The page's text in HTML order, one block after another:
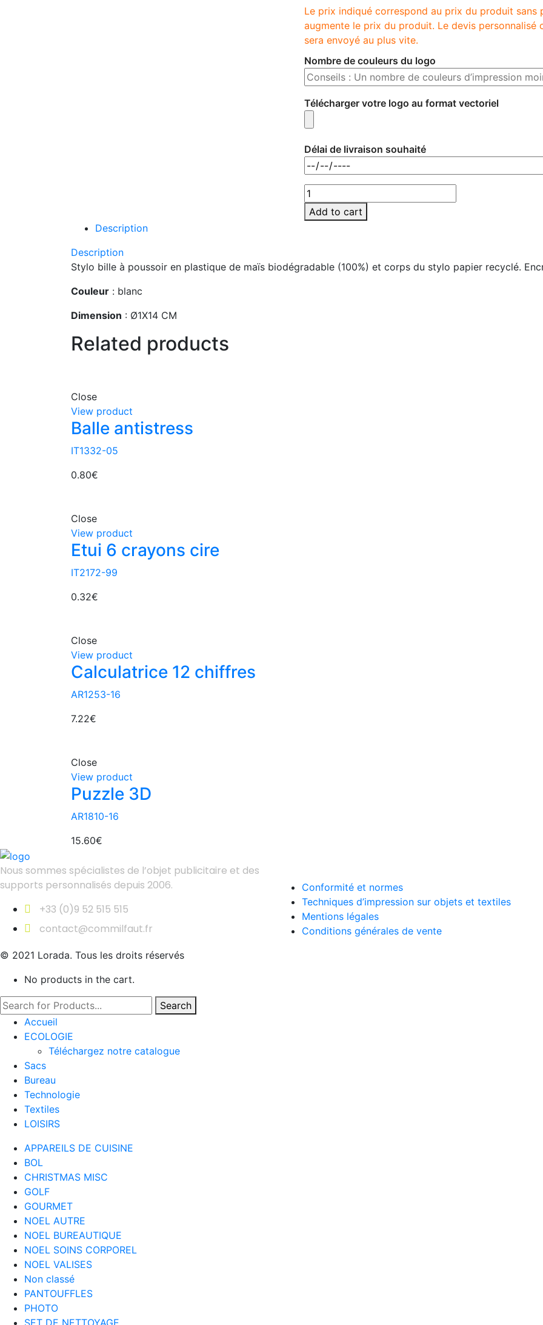
Le prix indiqué correspond au prix du produit sans
augmente le prix du produit. Le devis
sera envoyé au plus vite.
Nombre de couleurs du logo
Télécharger votre logo au format vectoriel
Délai de livraison souhaité
IT3780-
06
quantity
Add to cart
Description
Description
Stylo bille à poussoir en plastique de maïs biodégradable (100%) et corps du stylo papier recyclé.
Couleur : blanc
Dimension : Ø1X14 CM
Related products
Close
View product
Balle antistress
IT1332-05
0.80€
Close
View product
Etui 6 crayons cire
IT2172-99
0.32€
Close
View product
Calculatrice 12 chiffres
AR1253-16
7.22€
Close
View product
Puzzle 3D
AR1810-16
15.60€
Nous sommes spécialistes de l’objet publicitaire et des
supports personnalisés depuis 2006.
+33 (0)9 52 515 515
contact@commilfaut.fr
Conformité et normes
Techniques d’impression sur objets et textiles
Mentions légales
Conditions générales de vente
© 2021 Lorada. Tous les droits réservés
No products in the cart.
Search
Accueil
ECOLOGIE
Téléchargez notre catalogue
Sacs
Bureau
Technologie
Textiles
LOISIRS
APPAREILS DE CUISINE
BOL
CHRISTMAS MISC
GOLF
GOURMET
NOEL AUTRE
NOEL BUREAUTIQUE
NOEL SOINS CORPOREL
NOEL VALISES
Non classé
PANTOUFFLES
PHOTO